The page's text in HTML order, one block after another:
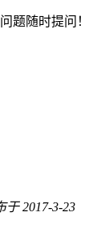
题随时提问！
于 2017-3-23